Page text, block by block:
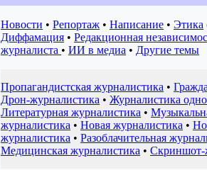
Новости • Репортаж • Написание • Этика
Диффамация • Редакционная
журналиста • ИИ в медиа • Другие темы
Пропагандистская журналистика •
Дрон-журналистика • Журналистика
Литературная журналистика •
журналистика • Новая журналистика •
журналистика • Разоблачительная
Медицинская журналистика • Скриншот-